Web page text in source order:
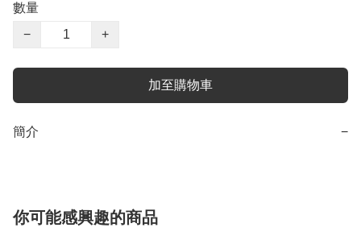
數量
−
+
加至購物車
簡介 −
你可能感興趣的商品